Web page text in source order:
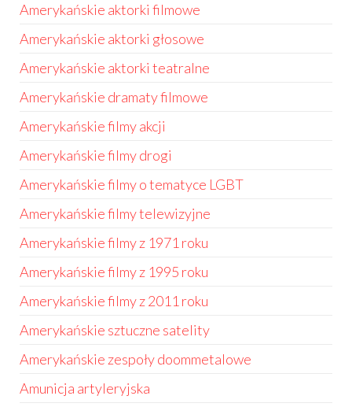
Amerykańskie aktorki filmowe
Amerykańskie aktorki głosowe
Amerykańskie aktorki teatralne
Amerykańskie dramaty filmowe
Amerykańskie filmy akcji
Amerykańskie filmy drogi
Amerykańskie filmy o tematyce LGBT
Amerykańskie filmy telewizyjne
Amerykańskie filmy z 1971 roku
Amerykańskie filmy z 1995 roku
Amerykańskie filmy z 2011 roku
Amerykańskie sztuczne satelity
Amerykańskie zespoły doommetalowe
Amunicja artyleryjska